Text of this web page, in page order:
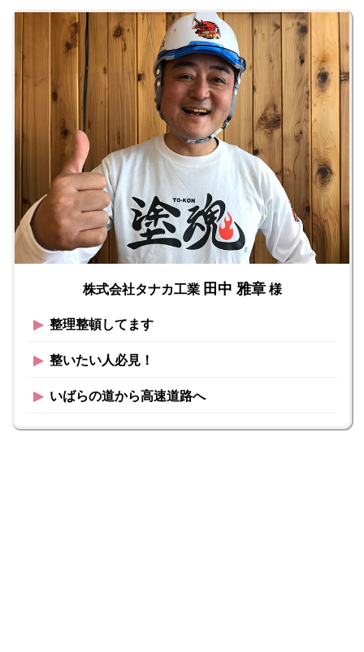
株式会社タナカ工業 田中 雅章様
▶︎ 整理整頓してます
▶︎ 整いたい人必見！
▶︎ いばらの道から高速道路へ